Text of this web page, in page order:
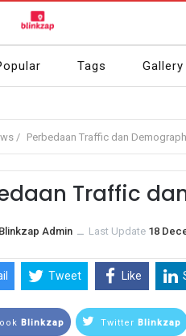
Tags Gallery
/ Perbedaan Traffic dan
Traffic
Blinkzap Admin Last Update 18
Tweet Like
Blinkzap Twitter Blinkzap